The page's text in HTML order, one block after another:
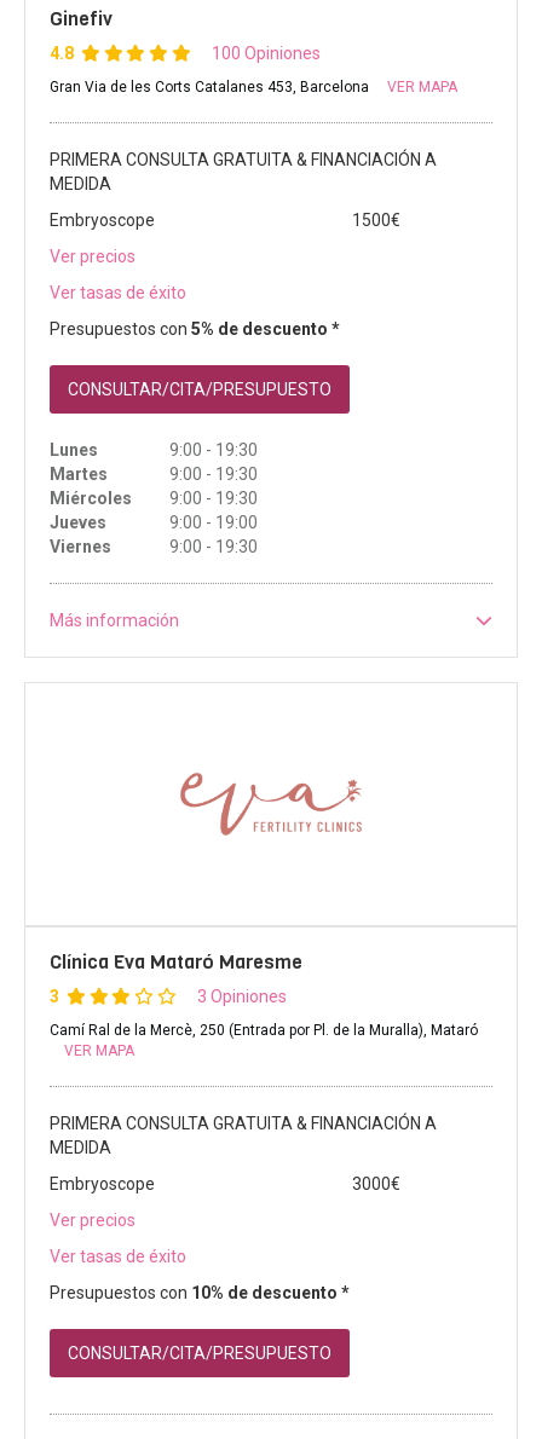
Ginefiv
4.8 100 Opiniones
Gran Via de les Corts Catalanes 453, Barcelona VER MAPA
PRIMERA CONSULTA GRATUITA & FINANCIACIÓN A
MEDIDA
Embryoscope
1500€
Ver precios
Ver tasas de éxito
Presupuestos con 5% de descuento *
CONSULTAR/CITA/PRESUPUESTO
Lunes
9:00 - 19:30
Martes
9:00 - 19:30
Miércoles
9:00 - 19:30
Jueves
9:00 - 19:00
Viernes
9:00 - 19:30
Más información
Clínica Eva Mataró Maresme
3 3 Opiniones
Camí Ral de la Mercè, 250 (Entrada por Pl. de la Muralla), Mataró
VER MAPA
PRIMERA CONSULTA GRATUITA & FINANCIACIÓN A
MEDIDA
Embryoscope
3000€
Ver precios
Ver tasas de éxito
Presupuestos con 10% de descuento *
CONSULTAR/CITA/PRESUPUESTO